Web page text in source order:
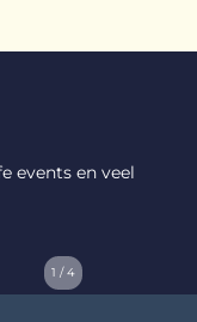
events en veel
1 / 4